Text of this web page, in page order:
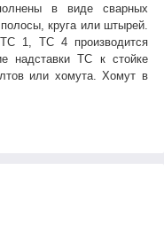
в виде сварных
круга или штырей.
ТС 1, ТС 4 производится
надставки ТС к стойке
или хомута. Хомут в